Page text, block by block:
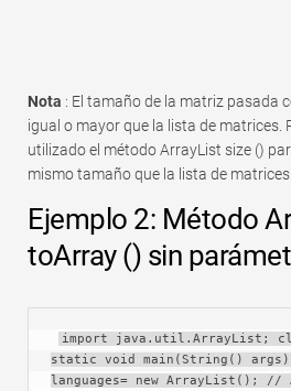
Nota : El tamaño de la matriz pasada
igual o mayor que la lista de matrices.
utilizado el método ArrayList size ()
mismo tamaño que la lista de matrices.
Ejemplo 2: Método
toArray () sin
import java.util.ArrayList;
static void main(String()
languages= new ArrayList(); //